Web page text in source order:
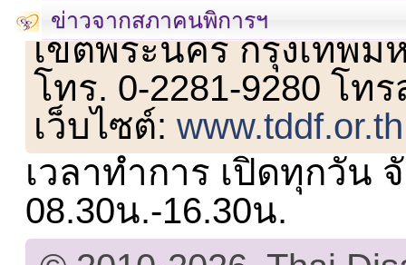
ข่าวจากสภาคนพิการฯ
เลขที่ 23 ชั้น 2 ถนนวิ
เขตพระนคร กรุงเทพม
โทร. 0-2281-9280 โท
เว็บไซต์:www.tddf.or.th
เวลาทำการ เปิดทุกวัน
08.30น.-16.30น.